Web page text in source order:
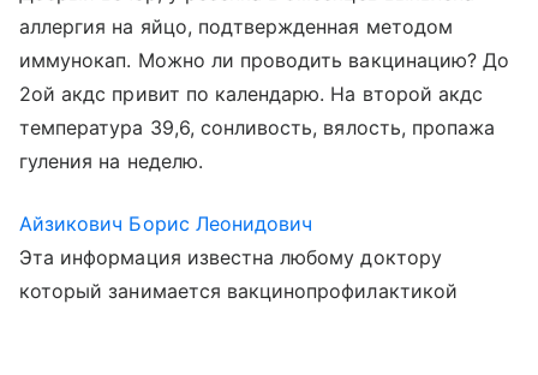
аллергия на яйцо, подтвержденная методом
иммунокап. Можно ли проводить вакцинацию? До
2ой акдс привит по календарю. На второй акдс
температура 39,6, сонливость, вялость, пропажа
гуления на неделю.
Айзикович Борис Леонидович
Эта информация известна любому доктору
который занимается вакцинопрофилактикой